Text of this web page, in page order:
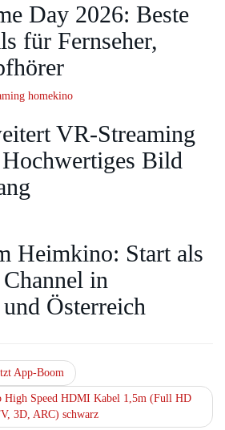
Day 2026: Beste
für Fernseher,
VR‑Streaming
Bild
Heimkino: Start als
in
Österreich
App-Boom
High Speed HDMI Kabel 1,5m (Full HD
3D, ARC) schwarz